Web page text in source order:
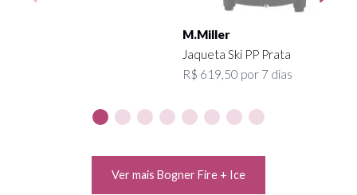
M.Miller
Jaqueta Ski PP Prata
R$ 619,50 por 7 dias
Ver mais Bogner Fire + Ice